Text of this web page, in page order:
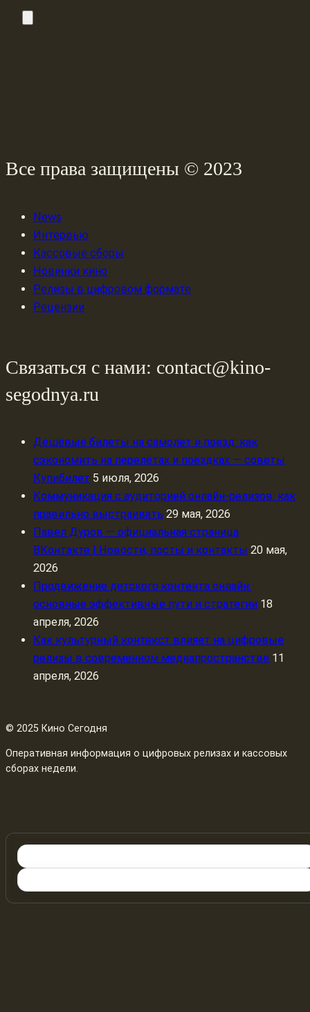
Все права защищены © 2023
News
Интервью
Кассовые сборы
Новинки кино
Релизы в цифровом формате
Рецензии
Связаться с нами: contact@kino-
segodnya.ru
Дешёвые билеты на самолёт и поезд: как
сэкономить на перелётах и поездках — советы
Купибилет 5 июля, 2026
Коммуникация с аудиторией онлайн-релизов: как
правильно выстраивать 29 мая, 2026
Павел Дуров — официальная страница
ВКонтакте | Новости, посты и контакты 20 мая,
2026
Продвижение детского контента онлайн:
основные эффективные пути и стратегии 18
апреля, 2026
Как культурный контекст влияет на цифровые
релизы в современном медиапространстве 11
апреля, 2026
© 2025 Кино Сегодня
Оперативная информация о цифровых релизах и кассовых
сборах недели.